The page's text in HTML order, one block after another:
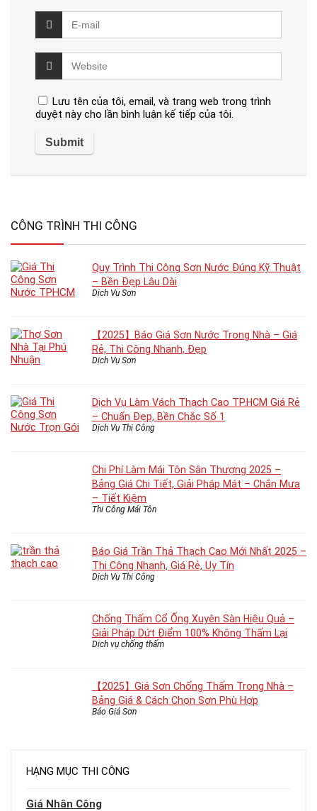
Lưu tên của tôi, email, và trang web trong trình
duyệt này cho lần bình luận kế tiếp của tôi.
CÔNG TRÌNH THI CÔNG
Quy Trình Thi Công Sơn Nước Đúng Kỹ Thuật
– Bền Đẹp Lâu Dài
Dịch Vụ Sơn
【2025】Báo Giá Sơn Nước Trong Nhà – Giá
Rẻ, Thi Công Nhanh, Đẹp
Dịch Vụ Sơn
Dịch Vụ Làm Vách Thạch Cao TP.HCM Giá Rẻ
– Chuẩn Đẹp, Bền Chắc Số 1
Dịch Vụ Thi Công
Chi Phí Làm Mái Tôn Sân Thượng 2025 –
Bảng Giá Chi Tiết, Giải Pháp Mát – Chắn Mưa
– Tiết Kiệm
Thi Công Mái Tôn
Báo Giá Trần Thả Thạch Cao Mới Nhất 2025 –
Thi Công Nhanh, Giá Rẻ, Uy Tín
Dịch Vụ Thi Công
Chống Thấm Cổ Ống Xuyên Sàn Hiệu Quả –
Giải Pháp Dứt Điểm 100% Không Thấm Lại
Dịch vụ chống thấm
【2025】Giá Sơn Chống Thấm Trong Nhà –
Bảng Giá & Cách Chọn Sơn Phù Hợp
Báo Giá Sơn
HẠNG MỤC THI CÔNG
Giá Nhân Công